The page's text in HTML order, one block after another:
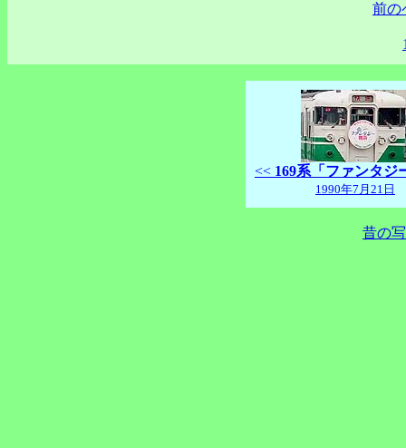
前の
<< 169系「ファンタジ
1990年7月21日
昔の